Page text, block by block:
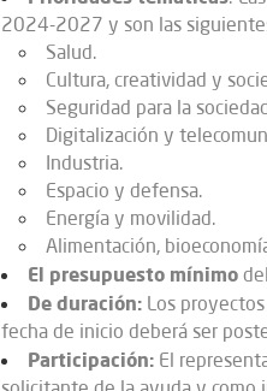
2024-2027 y son las
Salud.
Cultura, creatividad y
Seguridad para la
Digitalización y
Industria.
Espacio y defensa.
Energía y movilidad.
Alimentación,
El presupuesto mínimo
De duración: Los
fecha de inicio deberá ser
Participación: El